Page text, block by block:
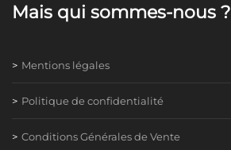
Mais qui sommes-nous ?
Mentions légales
Politique de confidentialité
Conditions Générales de Vente